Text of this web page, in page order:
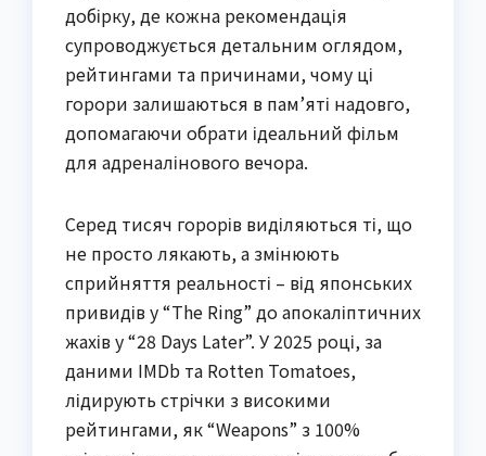
добірку, де кожна рекомендація
супроводжується детальним оглядом,
рейтингами та причинами, чому ці
горори залишаються в пам’яті надовго,
допомагаючи обрати ідеальний фільм
для адреналінового вечора.
Серед тисяч горорів виділяються ті, що
не просто лякають, а змінюють
сприйняття реальності – від японських
привидів у “The Ring” до апокаліптичних
жахів у “28 Days Later”. У 2025 році, за
даними IMDb та Rotten Tomatoes,
лідирують стрічки з високими
рейтингами, як “Weapons” з 100%